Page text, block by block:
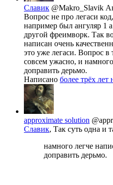
Славик @Makro_Slavik
Вопрос не про легаси
например был ангуляр 1
другой фреимворк. Так
написан очень
это уже легаси. Вопрос в
совсем ужасно, и
доправить дерьмо.
Написано более трёх лет
approximate solution
Славик, Так суть одна и
намного легче
доправить дерьмо.